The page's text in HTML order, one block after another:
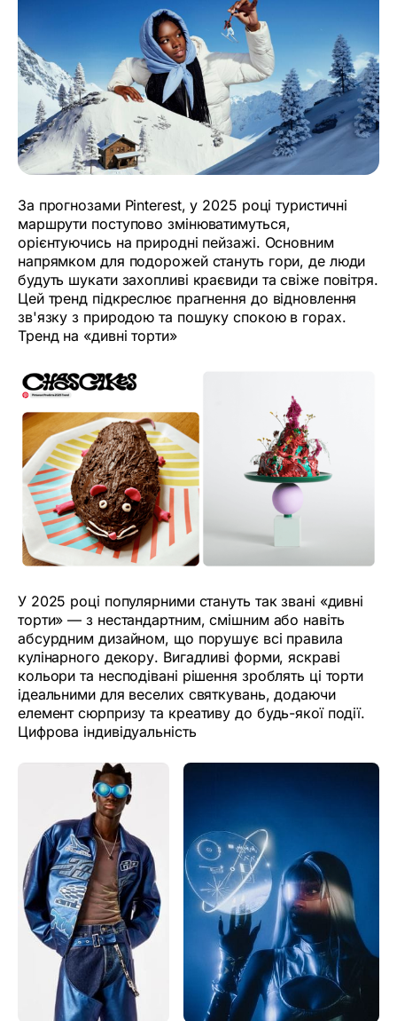
За прогнозами Pinterest, у 2025 році туристичні
маршрути поступово змінюватимуться,
орієнтуючись на природні пейзажі. Основним
напрямком для подорожей стануть гори, де люди
будуть шукати захопливі краєвиди та свіже повітря.
Цей тренд підкреслює прагнення до відновлення
зв'язку з природою та пошуку спокою в горах.
Тренд на «дивні торти»
У 2025 році популярними стануть так звані «дивні
торти» — з нестандартним, смішним або навіть
абсурдним дизайном, що порушує всі правила
кулінарного декору. Вигадливі форми, яскраві
кольори та несподівані рішення зроблять ці торти
ідеальними для веселих святкувань, додаючи
елемент сюрпризу та креативу до будь-якої події.
Цифрова індивідуальність